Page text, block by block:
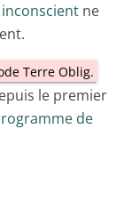
inconscient ne
Terre Oblig.
le premier
de